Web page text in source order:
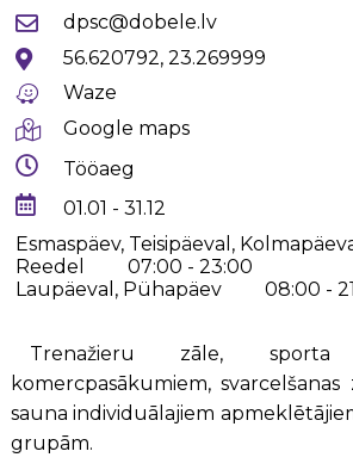
dpsc@dobele.lv
56.620792, 23.269999
Waze
Google maps
Tööaeg
01.01 - 31.12
Esmaspäev, Teisipäeval,
Reedel
07:00 - 23:00
Laupäeval, Pühapäev
08:00 -
Trenažieru zāle,
komercpasākumiem,
sauna individuālajiem
grupām.